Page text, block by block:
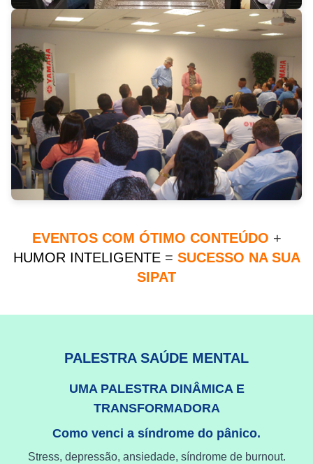
EVENTOS COM ÓTIMO CONTEÚDO +
HUMOR INTELIGENTE = SUCESSO NA SUA
SIPAT
PALESTRA SAÚDE MENTAL
UMA PALESTRA DINÂMICA E
TRANSFORMADORA
Como venci a síndrome do pânico.
Stress, depressão, ansiedade, síndrome de burnout.